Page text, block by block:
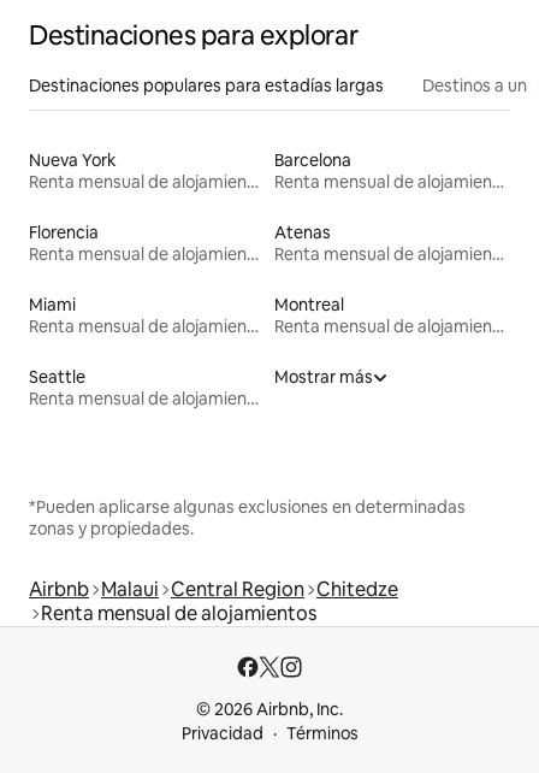
Destinaciones para explorar
Destinaciones populares para estadías largas Destinos a un
Nueva York
Renta mensual de alojamientos
Barcelona
Renta mensual de alojamientos
Florencia
Renta mensual de alojamientos
Atenas
Renta mensual de alojamientos
Miami
Renta mensual de alojamientos
Montreal
Renta mensual de alojamientos
Seattle
Renta mensual de alojamientos
Mostrar más
*Pueden aplicarse algunas exclusiones en determinadas
zonas y propiedades.
Airbnb Malaui Central Region Chitedze
Renta mensual de alojamientos
© 2026 Airbnb, Inc.
Privacidad
Términos